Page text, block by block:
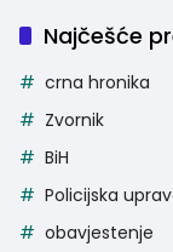
Najčešće
crna hronika
Zvornik
BiH
Policijska
obavjestenje